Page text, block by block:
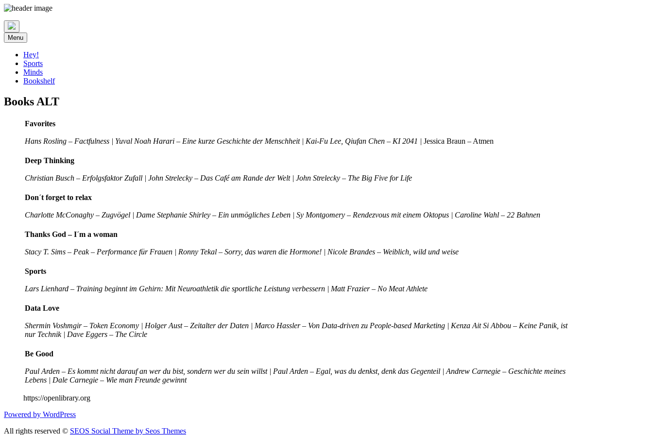
Skip
content
Menu
Hey!
Sports
Minds
Bookshelf
Books ALT
Favorites
Hans Rosling – Factfulness | Yuval Noah Harari – Eine kurze Geschichte der Menschheit | Kai-Fu Lee, Qiufan Chen – KI 2041 | Jessica Braun – Atmen
Deep Thinking
Christian Busch – Erfolgsfaktor Zufall | John Strelecky – Das Café am Rande der Welt | John Strelecky – The Big Five for Life
Don´t forget to relax
Charlotte McConaghy – Zugvögel | Dame Stephanie Shirley – Ein unmögliches Leben | Sy Montgomery – Rendezvous mit einem Oktopus | Caroline Wahl – 22 Bahnen
Thanks God – I´m a woman
Stacy T. Sims – Peak – Performance für Frauen | Ronny Tekal – Sorry, das waren die Hormone! | Nicole Brandes – Weiblich, wild und weise
Sports
Lars Lienhard – Training beginnt im Gehirn: Mit Neuroathletik die sportliche Leistung verbessern | Matt Frazier – No Meat Athlete
Data Love
Shermin Voshmgir – Token Economy | Holger Aust – Zeitalter der Daten | Marco Hassler – Von Data-driven zu People-based Marketing | Kenza Ait Si Abbou – Keine Panik, ist
nur Technik | Dave Eggers – The Circle
Be Good
Paul Arden – Es kommt nicht darauf an wer du bist, sondern wer du sein willst | Paul Arden – Egal, was du denkst, denk das Gegenteil | Andrew Carnegie – Geschichte meines
Lebens | Dale Carnegie – Wie man Freunde gewinnt
https://openlibrary.org
Powered by WordPress
All rights reserved © SEOS Social Theme by Seos Themes